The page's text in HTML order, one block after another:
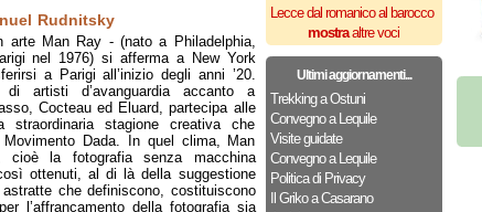
Lecce dal romanico al barocco
mostraaltre voci
Ultimi aggiornamenti...
Trekking a Ostuni
Convegno a Lequile
Visite guidate
Convegno a Lequile
Politica di Privacy
Il Griko a Casarano
Rudnitsky
arte Man Ray - (nato a Philadelphia,
nel 1976) si afferma a New York
a Parigi all’inizio degli anni ’20.
di artisti d’avanguardia accanto a
Cocteau ed Eluard, partecipa alle
straordinaria stagione creativa che
Dada. In quel clima, Man
cioè la fotografia senza macchina
ottenuti, al di là della suggestione
che definiscono, costituiscono
l’affrancamento della fotografia sia